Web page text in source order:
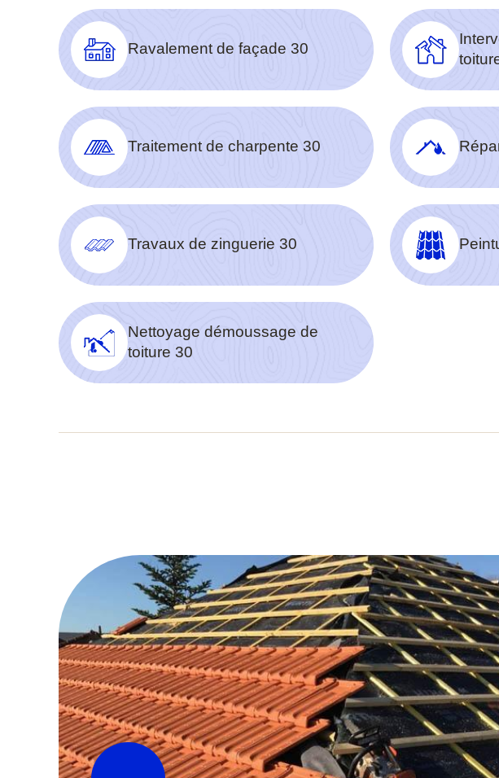
Ravalement de façade 30
Traitement de charpente 30
Travaux de zinguerie 30
Nettoyage démoussage de
toiture 30